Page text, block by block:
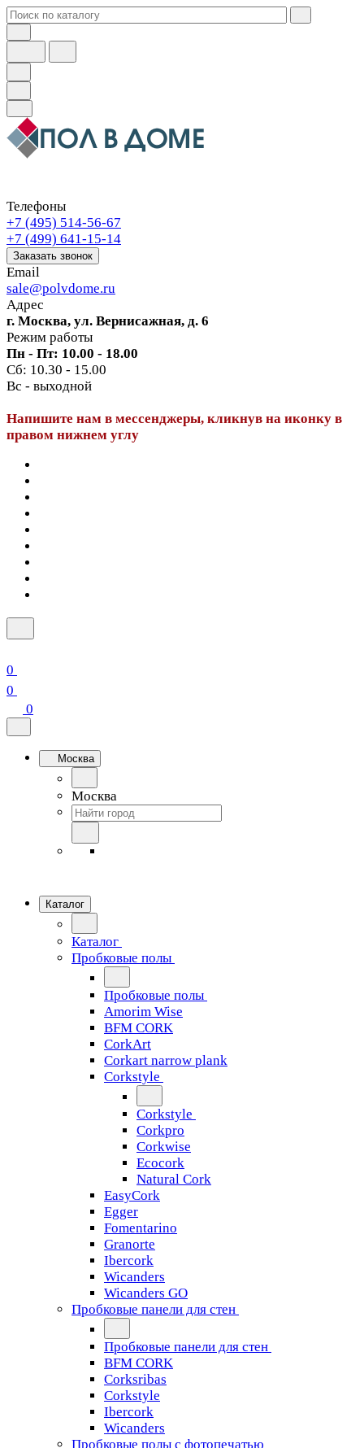
Телефоны
+7 (495) 514-56-67
+7 (499) 641-15-14
Заказать звонок
Email
sale@polvdome.ru
Адрес
г. Москва, ул. Вернисажная, д. 6
Режим работы
Пн - Пт: 10.00 - 18.00
Сб: 10.30 - 15.00
Вс - выходной
Напишите нам в мессенджеры, кликнув на иконку в
правом нижнем углу
0
0
0
Москва
Москва
Каталог
Каталог
Пробковые полы
Пробковые полы
Amorim Wise
BFM CORK
CorkArt
Corkart narrow plank
Corkstyle
Corkstyle
Corkpro
Corkwise
Ecocork
Natural Cork
EasyCork
Egger
Fomentarino
Granorte
Ibercork
Wicanders
Wicanders GO
Пробковые панели для стен
Пробковые панели для стен
BFM CORK
Corksribas
Corkstyle
Ibercork
Wicanders
Пробковые полы с фотопечатью